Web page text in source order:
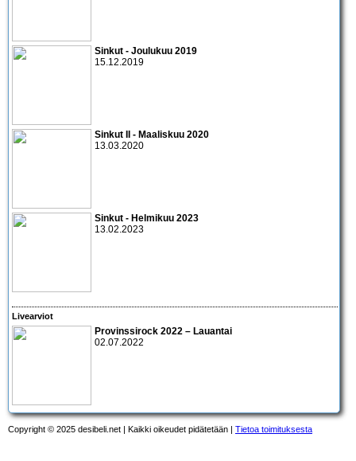
Sinkut - Joulukuu 2019
15.12.2019
Sinkut II - Maaliskuu 2020
13.03.2020
Sinkut - Helmikuu 2023
13.02.2023
Livearviot
Provinssirock 2022 – Lauantai
02.07.2022
Copyright © 2025 desibeli.net | Kaikki oikeudet pidätetään | Tietoa toimituksesta